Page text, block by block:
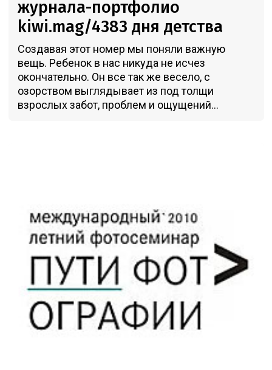
журнала-портфолио
kiwi.mag/4383 дня детства
Создавая этот номер мы поняли важную
вещь. Ребенок в нас никуда не исчез
окончательно. Он все так же весело, с
озорством выглядывает из под толщи
взрослых забот, проблем и ощущений...